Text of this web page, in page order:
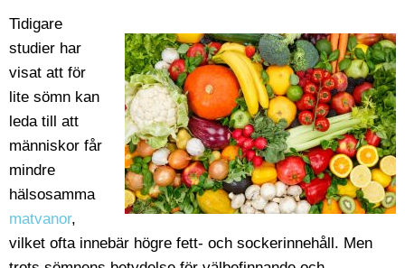
Tidigare
studier har
visat att för
lite sömn kan
leda till att
människor får
mindre
hälsosamma
matvanor,
vilket ofta innebär högre fett- och sockerinnehåll. Men